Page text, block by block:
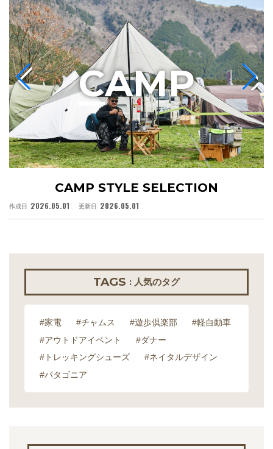
CAMP STYLE SELECTION
作成日 2026.05.01 更新日 2026.05.01
CAMP
TAGS : 人気のタグ
#家電 #チャムス #遊歩倶楽部
#軽自動車
#アウトドアイベント
#ダナー
#トレッキングシューズ
#ネイタルデザイン
#パタゴニア